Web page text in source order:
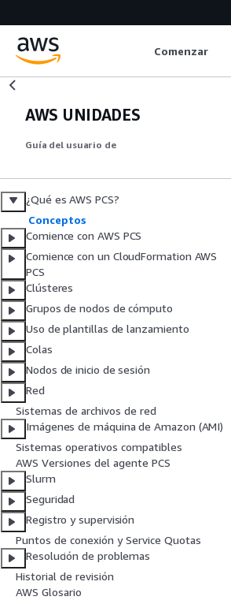
Comenzar
AWS UNIDADES
Guía del usuario de
¿Qué es AWS PCS?
Conceptos
Comience con AWS PCS
Comience con un CloudFormation AWS
PCS
Clústeres
Grupos de nodos de cómputo
Uso de plantillas de lanzamiento
Colas
Nodos de inicio de sesión
Red
Sistemas de archivos de red
Imágenes de máquina de Amazon (AMI)
Sistemas operativos compatibles
AWS Versiones del agente PCS
Slurm
Seguridad
Registro y supervisión
Puntos de conexión y Service Quotas
Resolución de problemas
Historial de revisión
AWS Glosario